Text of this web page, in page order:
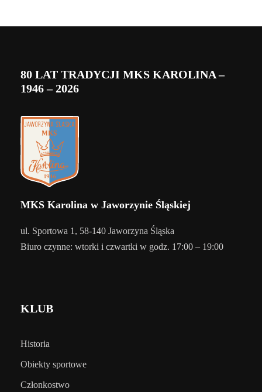
80 LAT TRADYCJI MKS KAROLINA –
1946 – 2026
MKS Karolina w Jaworzynie Śląskiej
ul. Sportowa 1, 58-140 Jaworzyna Śląska
Biuro czynne: wtorki i czwartki w godz. 17:00 – 19:00
KLUB
Historia
Obiekty sportowe
Członkostwo